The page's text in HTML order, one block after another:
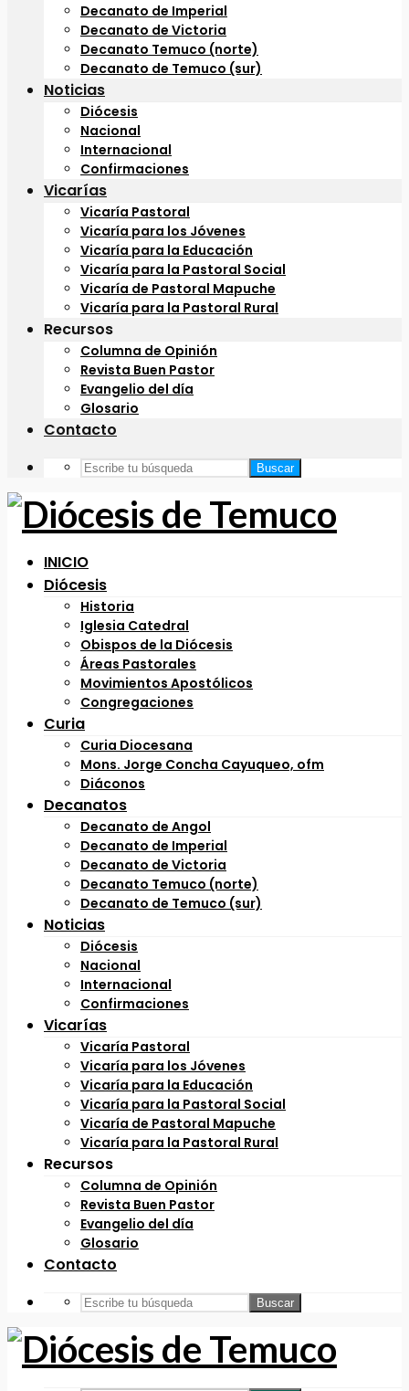
Decanato de Imperial
Decanato de Victoria
Decanato Temuco (norte)
Decanato de Temuco (sur)
Noticias
Diócesis
Nacional
Internacional
Confirmaciones
Vicarías
Vicaría Pastoral
Vicaría para los Jóvenes
Vicaría para la Educación
Vicaría para la Pastoral Social
Vicaría de Pastoral Mapuche
Vicaría para la Pastoral Rural
Recursos
Columna de Opinión
Revista Buen Pastor
Evangelio del día
Glosario
Contacto
Buscar
INICIO
Diócesis
Historia
Iglesia Catedral
Obispos de la Diócesis
Áreas Pastorales
Movimientos Apostólicos
Congregaciones
Curia
Curia Diocesana
Mons. Jorge Concha Cayuqueo, ofm
Diáconos
Decanatos
Decanato de Angol
Decanato de Imperial
Decanato de Victoria
Decanato Temuco (norte)
Decanato de Temuco (sur)
Noticias
Diócesis
Nacional
Internacional
Confirmaciones
Vicarías
Vicaría Pastoral
Vicaría para los Jóvenes
Vicaría para la Educación
Vicaría para la Pastoral Social
Vicaría de Pastoral Mapuche
Vicaría para la Pastoral Rural
Recursos
Columna de Opinión
Revista Buen Pastor
Evangelio del día
Glosario
Contacto
Buscar